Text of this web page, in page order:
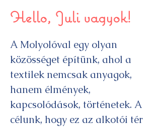
Hello, Juli vagyok!
A Molyolóval egy olyan
közösséget építünk, ahol a
textilek nemcsak anyagok,
hanem élmények,
kapcsolódások, történetek. A
célunk, hogy ez az alkotói tér